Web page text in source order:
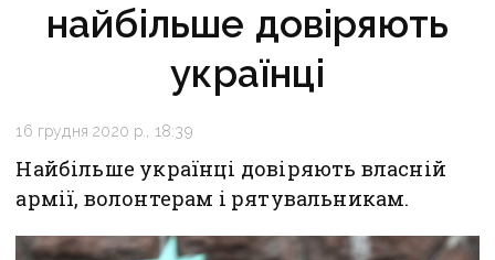
найбільше довіряють
українці
16 грудня 2020 р., 18:39
Найбільше українці довіряють власній
армії, волонтерам і рятувальникам.